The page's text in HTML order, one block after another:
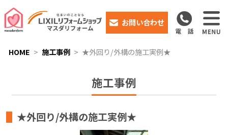
お問い合わせ
HOME 施工事例 ★外回り/外構の施工実例★
施工事例
★外回り/外構の施工実例★